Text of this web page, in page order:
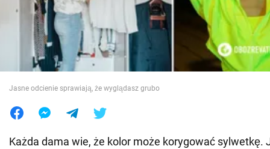
Świat
Jedzenie
Jasne odcienie sprawiają, że wyglądasz grubo
Każda dama wie, że kolor może korygować sylwetkę.